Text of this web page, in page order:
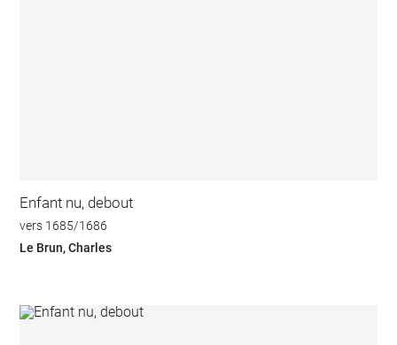
Enfant nu, debout
vers 1685/1686
Le Brun, Charles